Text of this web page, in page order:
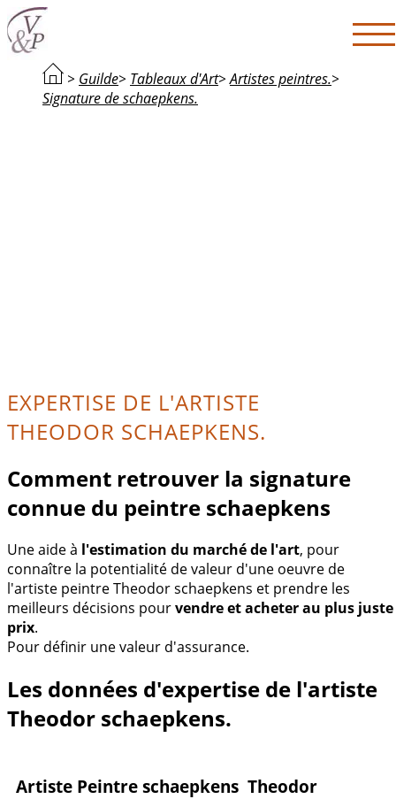
> Guilde> Tableaux d'Art>Artistes peintres.>
Signature de schaepkens.
EXPERTISE DE L'ARTISTE
THEODOR SCHAEPKENS.
Comment retrouver la signature
connue du peintre schaepkens
Une aide à l'estimation du marché de l'art, pour
connaître la potentialité de valeur d'une oeuvre de
l'artiste peintre Theodor schaepkens et prendre les
meilleurs décisions pourvendre et acheter au plus juste
prix.
Pour définir une valeur d'assurance.
Les données d'expertise de l'artiste
Theodor schaepkens.
Artiste Peintre schaepkens Theodor